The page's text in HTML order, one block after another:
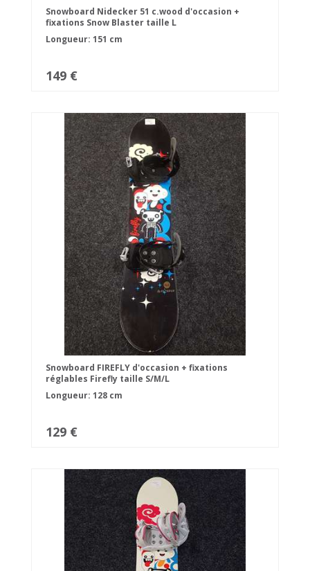
Snowboard Nidecker 51 c.wood d'occasion +
fixations Snow Blaster taille L
Longueur: 151 cm
149 €
Snowboard FIREFLY d'occasion + fixations
réglables Firefly taille S/M/L
Longueur: 128 cm
129 €